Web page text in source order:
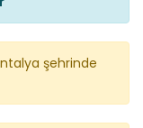
şehrinde